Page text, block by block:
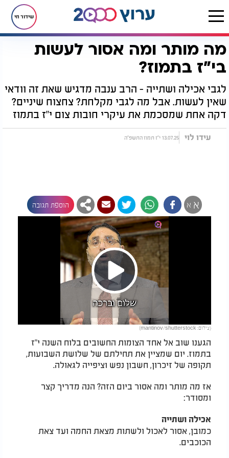
שידור חי
דף הבית יהדות חגים ומועדים צום י"ז בתמוז מה מותר ומה אסור לעשות בי"ז בתמוז?
מה מותר ומה אסור לעשות
בי"ז בתמוז?
לגבי אכילה ושתייה - הרב ענבה מדגיש שאת זה וודאי
שאין לעשות. אבל מה לגבי מקלחת? צחצוח שיניים?
דקה אחת שמסכמת את עיקרי חובות צום י"ז בתמוז
עידו לוי 13.07.25 י"ז תמוז התשפ"ה
א א הוספת תגובה
Play
Video
(צילום: mantinov/shutterstock)
הגענו שוב אל אחד הצומות החשובים בלוח השנה י"ז
בתמוז. יום שמציין את תחילתם של שלושת השבועות,
תקופה של זיכרון, חשבון נפש וציפייה לגאולה.
אז מה מותר ומה אסור ביום הזה? הנה מדריך קצר
ומסודר:
אכילה ושתייה
כמובן, אסור לאכול ולשתות מצאת החמה ועד צאת
הכוכבים.